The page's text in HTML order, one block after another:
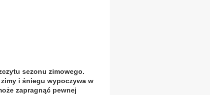
sezonu zimowego.
i śniegu wypoczywa w
zapragnąć pewnej